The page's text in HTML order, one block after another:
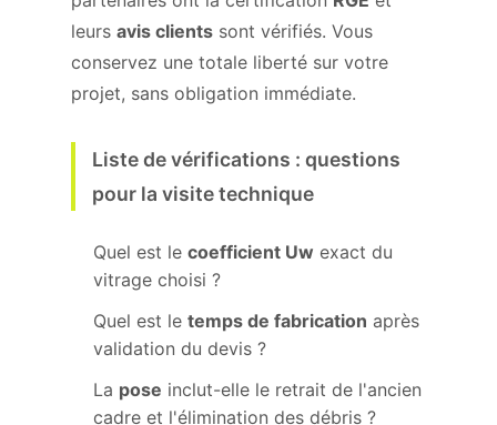
leurs avis clients sont vérifiés. Vous
conservez une totale liberté sur votre
projet, sans obligation immédiate.
Liste de vérifications : questions
pour la visite technique
Quel est le coefficient Uw exact du
vitrage choisi ?
Quel est le temps de fabrication après
validation du devis ?
La pose inclut-elle le retrait de l'ancien
cadre et l'élimination des débris ?